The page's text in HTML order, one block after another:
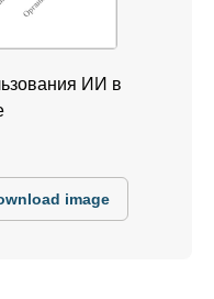
ИИ в
image